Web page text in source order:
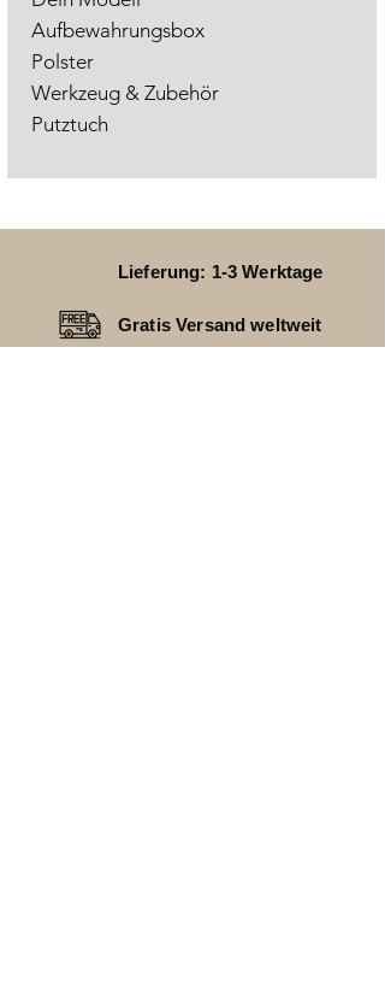
Aufbewahrungsbox
Polster
Werkzeug & Zubehör
Putztuch
Lieferung: 1-3 Werktage
Gratis Versand weltweit